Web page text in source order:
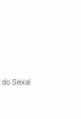
Seixal